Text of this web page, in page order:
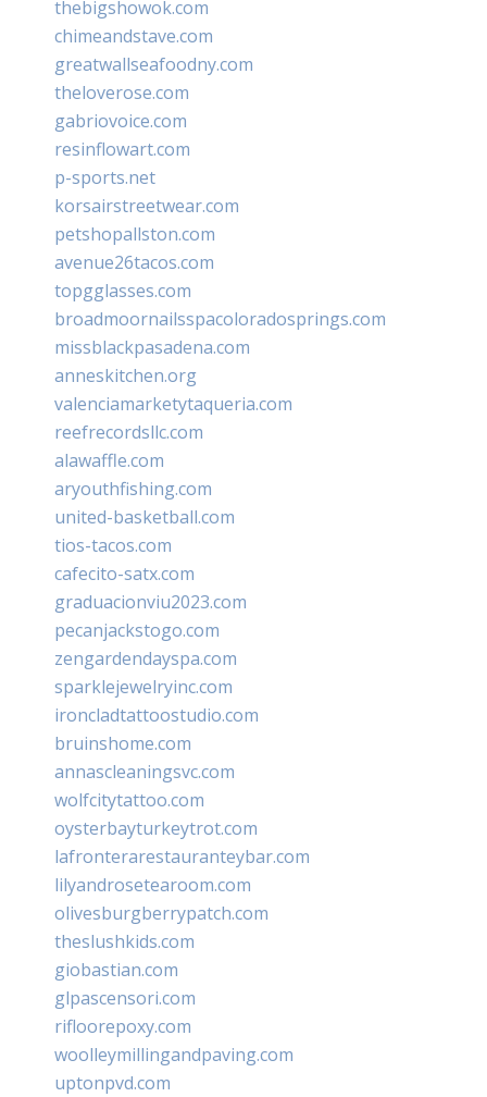
thebigshowok.com
chimeandstave.com
greatwallseafoodny.com
theloverose.com
gabriovoice.com
resinflowart.com
p-sports.net
korsairstreetwear.com
petshopallston.com
avenue26tacos.com
topgglasses.com
broadmoornailsspacoloradosprings.com
missblackpasadena.com
anneskitchen.org
valenciamarketytaqueria.com
reefrecordsllc.com
alawaffle.com
aryouthfishing.com
united-basketball.com
tios-tacos.com
cafecito-satx.com
graduacionviu2023.com
pecanjackstogo.com
zengardendayspa.com
sparklejewelryinc.com
ironcladtattoostudio.com
bruinshome.com
annascleaningsvc.com
wolfcitytattoo.com
oysterbayturkeytrot.com
lafronterarestauranteybar.com
lilyandrosetearoom.com
olivesburgberrypatch.com
theslushkids.com
giobastian.com
glpascensori.com
rifloorepoxy.com
woolleymillingandpaving.com
uptonpvd.com